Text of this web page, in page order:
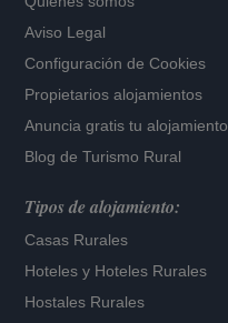
Aviso Legal
Configuración de Cookies
Propietarios alojamientos
Anuncia gratis tu alojamiento
Blog de Turismo Rural
Tipos de alojamiento:
Casas Rurales
Hoteles y Hoteles Rurales
Hostales Rurales